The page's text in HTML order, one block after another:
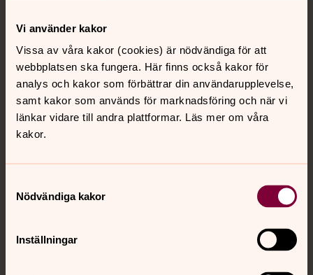
Vi använder kakor
Vissa av våra kakor (cookies) är nödvändiga för att
webbplatsen ska fungera. Här finns också kakor för
analys och kakor som förbättrar din användarupplevelse,
samt kakor som används för marknadsföring och när vi
länkar vidare till andra plattformar. Läs mer om våra
kakor.
Nödvändiga kakor
Inställningar
Kontakt
Kalender
Hitta snabbt